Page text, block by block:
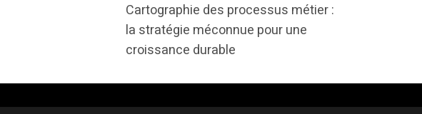
Cartographie des processus métier :
la stratégie méconnue pour une
croissance durable